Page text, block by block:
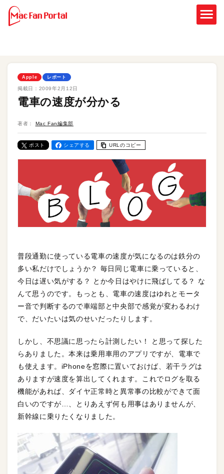
Apple レポート
掲載日： 2009年2月12日
電車の速度が分かる
著者： Mac Fan編集部
ポスト シェアする URLのコピー
普段通勤に使っている電車の速度が気になるのは鉄分の
多い私だけでしょうか？ 毎日同じ電車に乗っていると、
今日は遅い気がする？ とか今日はやけに飛ばしてる？ な
んて思うのです。もっとも、電車の速度はゆれとモータ
ー音で判断するので車端部と中央部で感覚が変わるわけ
で、だいたいは気のせいだったりします。
しかし、不思議に思ったら計測したい！ と思って探した
らありました。本来は乗用車用のアプリですが、電車で
も使えます。iPhoneを窓際に置いておけば、若干ラグは
ありますが速度を算出してくれます。これでログを取る
機能があれば、ダイヤ正常時と異常事の比較ができて面
白いのですが…、とりあえず何も用事はありませんが、
新幹線に乗りたくなりました。